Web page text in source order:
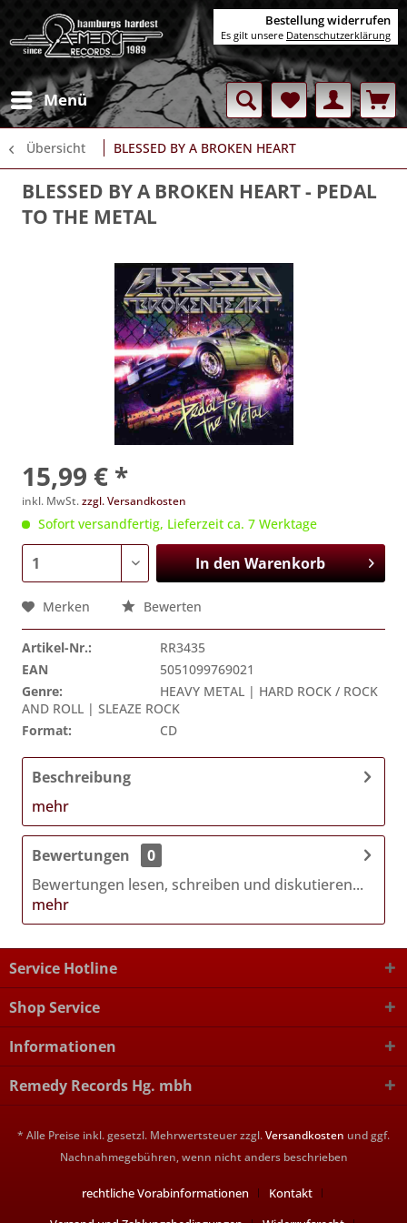
Menü
Übersicht BLESSED BY A BROKEN HEART
BLESSED BY A BROKEN HEART- PEDAL
TO THE METAL
15,99 € *
inkl. MwSt.zzgl. Versandkosten
Sofort versandfertig, Lieferzeit ca. 7 Werktage
In denWarenkorb
Merken Bewerten
Artikel-Nr.:
RR3435
EAN
5051099769021
Genre:
HEAVY METAL | HARD ROCK / ROCK
AND ROLL | SLEAZE ROCK
Format:
CD
Beschreibung
mehr
Bewertungen
0
Bewertungen lesen, schreiben und diskutieren...
mehr
Service Hotline
Shop Service
Informationen
Remedy Records Hg. mbh
* Alle Preise inkl. gesetzl. Mehrwertsteuer zzgl.Versandkosten und ggf.
Nachnahmegebühren, wenn nicht anders beschrieben
rechtliche Vorabinformationen
Kontakt
Bestellung widerrufen
Es gilt unsere Datenschutzerklärung